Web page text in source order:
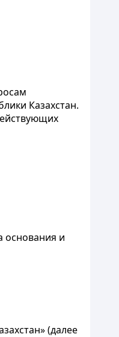
Казахстан.
основания и
(далее